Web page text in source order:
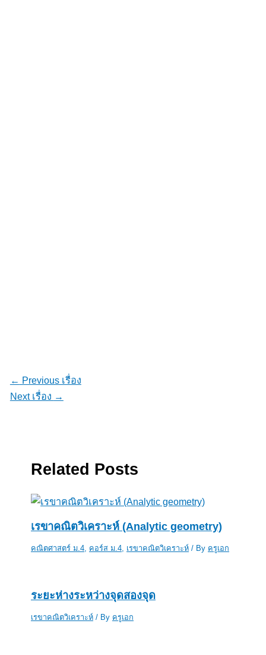
← Previous เรื่อง
Next เรื่อง →
Related Posts
เรขาคณิตวิเคราะห์ (Analytic geometry)
คณิตศาสตร์ ม.4, คอร์ส ม.4, เรขาคณิตวิเคราะห์/ By ครูเอก
ระยะห่างระหว่างจุดสองจุด
เรขาคณิตวิเคราะห์/ By ครูเอก